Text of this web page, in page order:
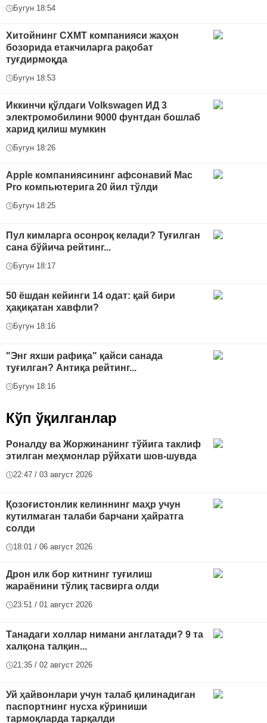
Бугун 18:54
Хитойнинг CXMT компанияси жаҳон
бозорида етакчиларга рақобат
туғдирмоқда
Бугун 18:53
Иккинчи қўлдаги Volkswagen ИД 3
электромобилини 9000 фунтдан бошлаб
харид қилиш мумкин
Бугун 18:26
Apple компаниясининг афсонавий Mac
Pro компьютерига 20 йил тўлди
Бугун 18:25
Пул кимларга осонроқ келади? Туғилган
сана бўйича рейтинг...
Бугун 18:17
50 ёшдан кейинги 14 одат: қай бири
ҳақиқатан хавфли?
Бугун 18:16
"Энг яхши рафиқа" қайси санада
туғилган? Антиқа рейтинг...
Бугун 18:16
Кўп ўқилганлар
Роналду ва Жоржинанинг тўйига таклиф
этилган меҳмонлар рўйхати шов-шувда
22:47 / 03 август 2026
Қозоғистонлик келиннинг маҳр учун
кутилмаган талаби барчани ҳайратга
солди
18:01 / 06 август 2026
Дрон илк бор китнинг туғилиш
жараёнини тўлиқ тасвирга олди
23:51 / 01 август 2026
Танадаги холлар нимани англатади? 9 та
халқона талқин...
21:35 / 02 август 2026
Уй ҳайвонлари учун талаб қилинадиган
паспортнинг нусха кўриниши
тармоқларда тарқалди